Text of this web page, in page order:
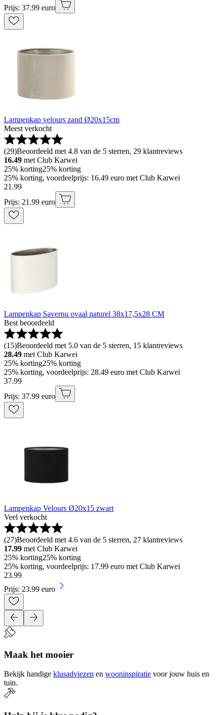
Prijs: 37.99 euro
Lampenkap velours zand Ø20x15cm
Meest verkocht
(29)Beoordeeld met 4.8 van de 5 sterren, 29 klantreviews
16.49 met Club Karwei
25% korting25% korting
25% korting, voordeelprijs: 16.49 euro met Club Karwei
21 .99
Prijs: 21.99 euro
Lampenkap Savernu ovaal naturel 38x17,5x28 CM
Best beoordeeld
(15)Beoordeeld met 5.0 van de 5 sterren, 15 klantreviews
28.49 met Club Karwei
25% korting25% korting
25% korting, voordeelprijs: 28.49 euro met Club Karwei
37.99
Prijs: 37.99 euro
Lampenkap Velours Ø20x15 zwart
Veel verkocht
(27)Beoordeeld met 4.6 van de 5 sterren, 27 klantreviews
17.99 met Club Karwei
25% korting25% korting
25% korting, voordeelprijs: 17.99 euro met Club Karwei
23.99
Prijs: 23.99 euro
Maak het mooier
Bekijk handige klusadviezen en wooninspiratie voor jouw huis en
tuin.